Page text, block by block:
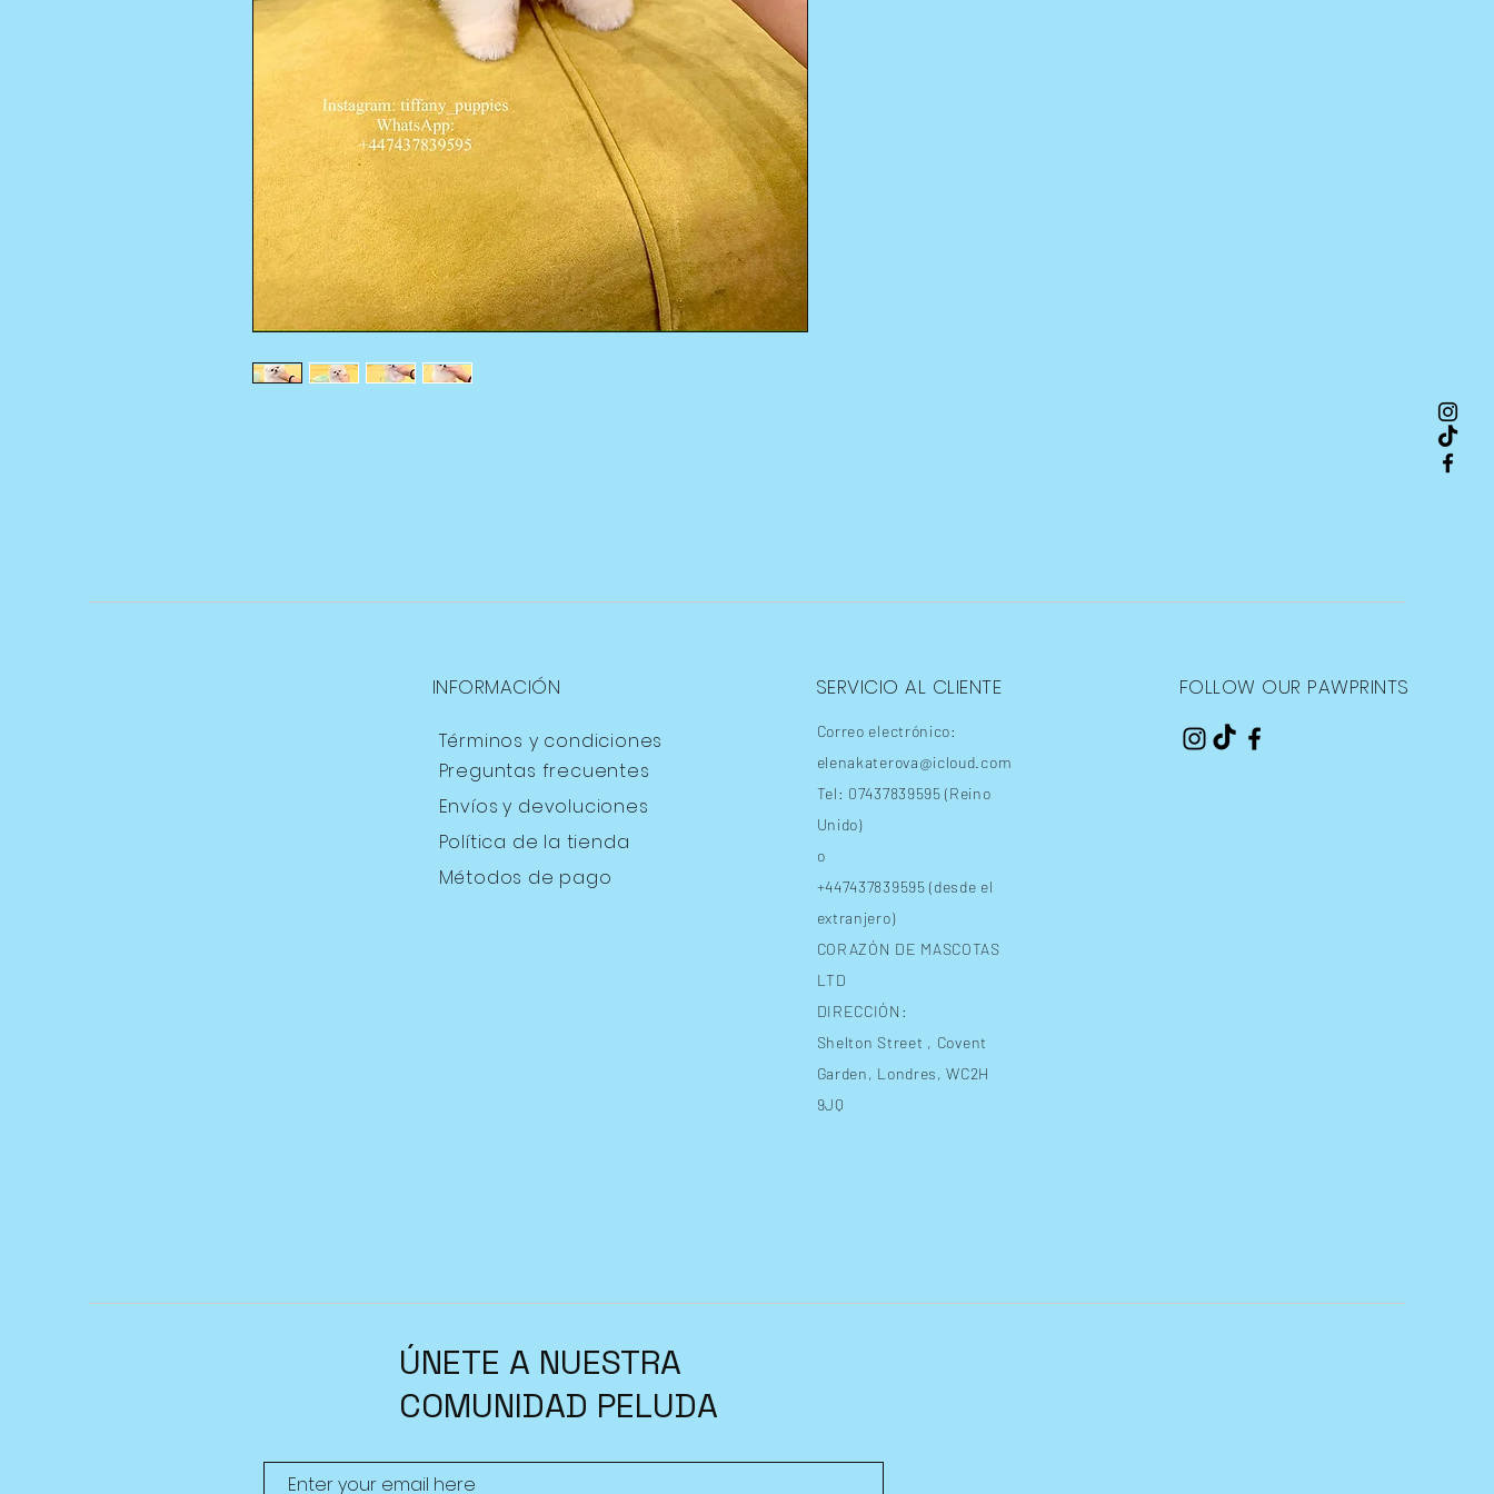
INFORMACIÓN
Términos y condiciones
Preguntas frecuentes
Envíos y devoluciones
Política de la tienda
Métodos de pago
SERVICIO AL CLIENTE
Correo electrónico:
elenakaterova@icloud.com
Tel: 07437839595 (Reino
Unido)
o
+447437839595 (desde el
extranjero)
CORAZÓN DE MASCOTAS
LTD
DIRECCIÓN:
Shelton Street , Covent
Garden, Londres, WC2H
9JQ
FOLLOW OUR PAWPRINTS
ÚNETE A NUESTRA
COMUNIDAD PELUDA